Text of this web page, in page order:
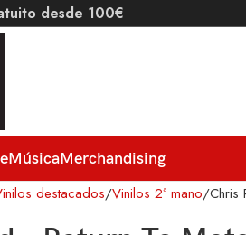
desde 100€
MúsicaMerchandising
destacados Vinilos 2ª mano Chris